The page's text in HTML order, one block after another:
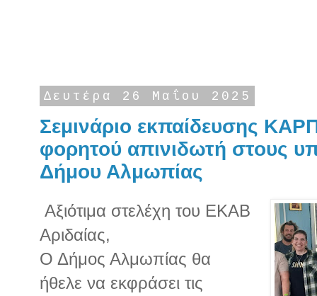
Δευτέρα 26 Μαΐου 2025
Σεμινάριο εκπαίδευσης
φορητού απινιδωτή στους
Δήμου Αλμωπίας
Αξιότιμα στελέχη του ΕΚΑΒ
Αριδαίας,
Ο Δήμος Αλμωπίας θα
ήθελε να εκφράσει τις